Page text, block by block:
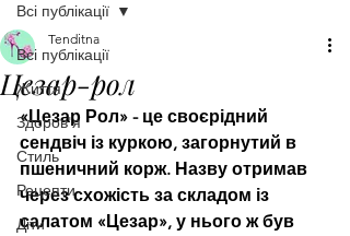
Всі публікації
Життя
Здоров'я
Стиль
Рецепти
Діти
Всі публікації
Цезар-рол
Tenditna
«Цезар Рол» - це своєрідний
сендвіч із куркою, загорнутий в
пшеничний корж. Назву отримав
через схожість за складом із
салатом «Цезар», у нього ж був